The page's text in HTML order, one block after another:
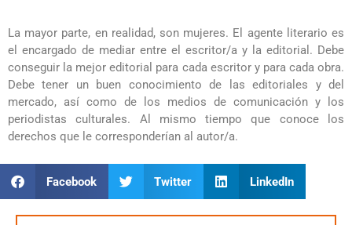
La mayor parte, en realidad, son mujeres. El agente literario es
el encargado de mediar entre el escritor/a y la editorial. Debe
conseguir la mejor editorial para cada escritor y para cada obra.
Debe tener un buen conocimiento de las editoriales y del
mercado, así como de los medios de comunicación y los
periodistas culturales. Al mismo tiempo que conoce los
derechos que le corresponderían al autor/a.
Facebook Twitter LinkedIn